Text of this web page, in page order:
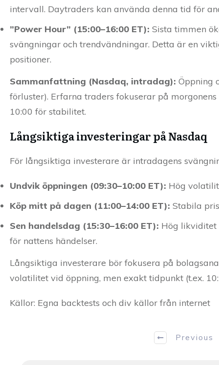
intervall. Daytraders kan använda denna tid för
”Power Hour” (15:00–16:00 ET): Sista timmen
svängningar och trendvändningar. Detta är en
positioner.
Sammanfattning (Nasdaq, intradag): Öppning
förluster). Erfarna traders fokuserar på
10:00 för stabilitet.
Långsiktiga investeringar på Nasdaq
För långsiktiga investerare är intradagens
Undvik öppningen (09:30–10:00 ET): Hög
Köp mitt på dagen (11:00–14:00 ET): Stabila
Sen handelsdag (15:30–16:00 ET): Hög likviditet
för nattens händelser.
Långsiktiga investerare bör fokusera på
volatilitet vid öppning, men exakt tidpunkt (t.ex.
Källor: Egna backtests och div källor från internet
Previous